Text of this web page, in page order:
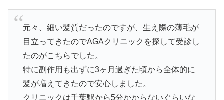
元々、細い髪質だったのですが、生え際の薄毛が
目立ってきたのでAGAクリニックを探して受診し
たのがこちらでした。
特に副作用も出ずに3ヶ月過ぎた頃から全体的に
髪が増えてきたので安心しました。
クリニックは千葉駅から5分かからないぐらいな